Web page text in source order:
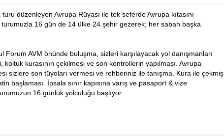
düzenleyen Avrupa Rüyası ile tek seferde Avrupa kıtasını
turumuzla 16 gün de 14 ülke 24 şehir gezerek; her sabah başka
Forum AVM önünde buluşma, sizleri karşılayacak yol danışmanları
kurasının çekilmesi ve son kontrollerin yapılması. Avrupa
sizlere son tüyoları vermesi ve rehberiniz ile tanışma. Kura ile çekmiş
başlaması. İpsala sınır kapısına varış ve pasaport & vize
16 günlük yolculuğu başlıyor.